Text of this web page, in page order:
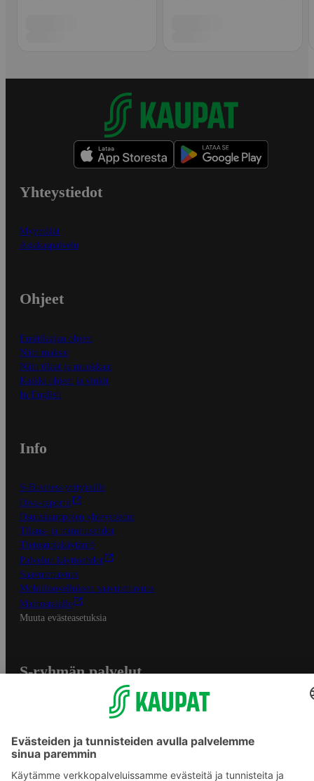
Yhteystiedot
Myymälät
Asiakaspalvelu
Ohjeet
Ensitilaajan ohjeet
Näin maksat
Näin tilaat ja muokkaat
Kaikki ohjeet ja vinkit
In English
Info
S-Business yrityksille
Oiva-raportit
Osuuskauppojen yhteystiedot
Tilaus- ja toimitusehdot
Tietosuojakäytäntö
Palvelun käyttöehdot
Saavutettavuus
Mobiilisovelluksen saavutettavuus
Mainostajalle
Muuta evästeasetuksia
S-ryhmän palvelut
Yhteishyvä Ruoka -sovellus
S-ostoslista -sovellus
Prisma.fi